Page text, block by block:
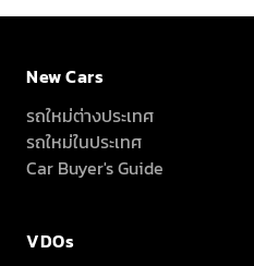
New Cars
รถใหม่ต่างประเทศ
รถใหม่ในประเทศ
Car Buyer's Guide
VDOs